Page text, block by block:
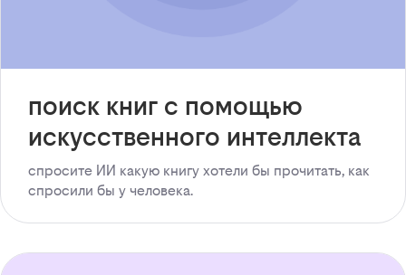
поиск книг с помощью
искусственного интеллекта
спросите ИИ какую книгу хотели бы прочитать, как
спросили бы у человека.